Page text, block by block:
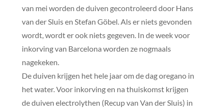
van mei worden de duiven gecontroleerd door Hans
van der Sluis en Stefan Göbel. Als er niets gevonden
wordt, wordt er ook niets gegeven. In de week voor
inkorving van Barcelona worden ze nogmaals
nagekeken.
De duiven krijgen het hele jaar om de dag oregano in
het water. Voor inkorving en na thuiskomst krijgen
de duiven electrolythen (Recup van Van der Sluis) in